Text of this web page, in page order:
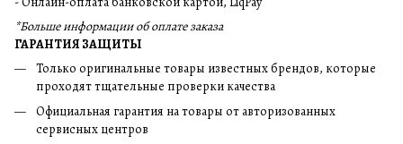
*Больше информации об оплате заказа
ГАРАНТИЯ ЗАЩИТЫ
Только оригинальные товары известных брендов, которые
проходят тщательные проверки качества
Официальная гарантия на товары от авторизованных
сервисных центров